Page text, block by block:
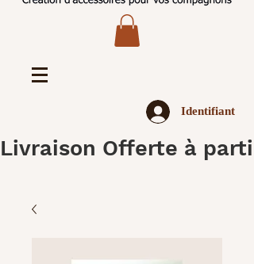
Identifiant
Livraison Offerte à